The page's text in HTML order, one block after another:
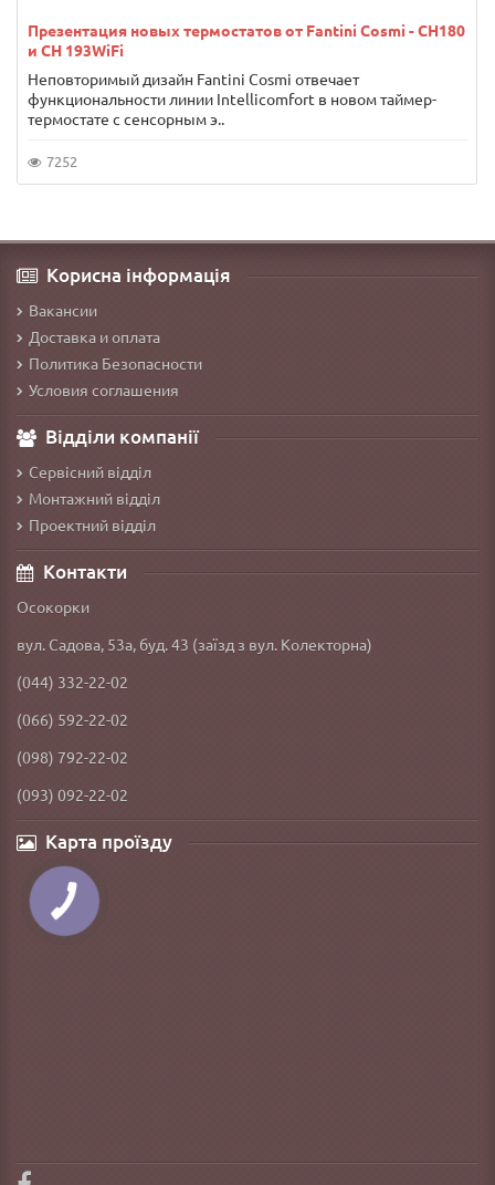
Презентация новых термостатов от Fantini Cosmi - CH180
и CH 193WiFi
Неповторимый дизайн Fantini Cosmi отвечает
функциональности линии Intellicomfort в новом таймер-
термостате с сенсорным э..
7252
Корисна інформація
Вакансии
Доставка и оплата
Политика Безопасности
Условия соглашения
Відділи компанії
Сервісний відділ
Монтажний відділ
Проектний відділ
Контакти
Осокорки
вул. Садова, 53а, буд. 43 (заїзд з вул. Колекторна)
(044) 332-22-02
(066) 592-22-02
(098) 792-22-02
(093) 092-22-02
Карта проїзду